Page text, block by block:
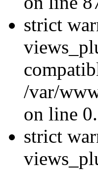
strict
/var/
on line 0.
strict